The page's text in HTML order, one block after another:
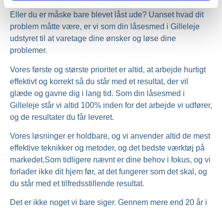
Står du overfor et problem med låsesystemet i dit hjem?
Eller du er måske bare blevet låst ude? Uanset hvad dit
problem måtte være, er vi som din låsesmed i Gilleleje
udstyret til at varetage dine ønsker og løse dine
problemer.
Vores første og største prioritet er altid, at arbejde hurtigt
effektivt og korrekt så du står med et resultat, der vil
glæde og gavne dig i lang tid. Som din låsesmed i
Gilleleje står vi altid 100% inden for det arbejde vi udfører,
og de resultater du får leveret.
Vores løsninger er holdbare, og vi anvender altid de mest
effektive teknikker og metoder, og det bedste værktøj på
markedet.Som tidligere nævnt er dine behov i fokus, og vi
forlader ikke dit hjem før, at det fungerer som det skal, og
du står med et tilfredsstillende resultat.
Det er ikke noget vi bare siger. Gennem mere end 20 år i